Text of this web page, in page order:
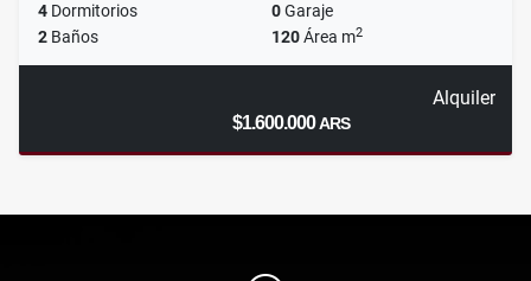
4 Dormitorios 0Garaje
2 Baños 120Área m2
Alquiler
$1.600.000ARS